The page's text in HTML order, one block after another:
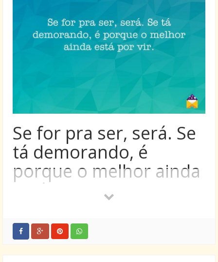
Se for pra ser, será. Se
tá demorando, é
porque o melhor ainda
está por vir.